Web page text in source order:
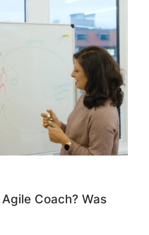
Agile Coach? Was